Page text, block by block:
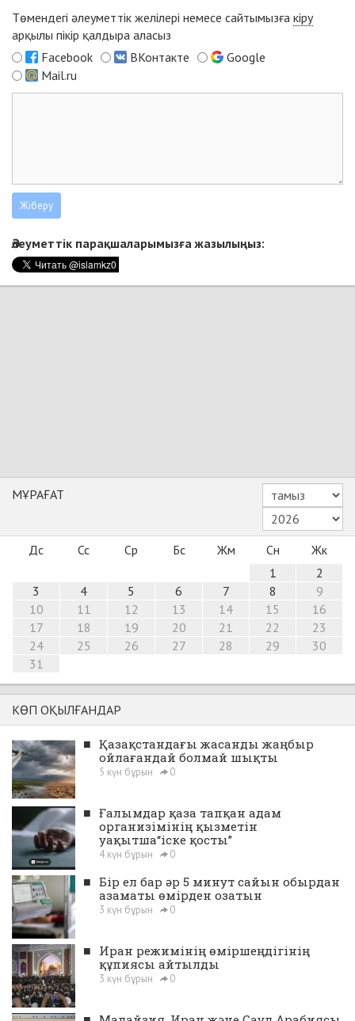
Төмендегі әлеуметтік желілері немесе сайтымызға кіру
арқылы пікір қалдыра аласыз
Facebook
ВКонтакте
Google
Mail.ru
Әлеуметтік парақшаларымызға жазылыңыз:
МҰРАҒАТ
Дс Сс Ср Бс Жм Сн
Жк
1
2
3
4 5 6 7 8
9
10
11 12 13 14 15
16
17
18 19 20 21 22
23
24
25 26 27 28 29
30
31
КӨП ОҚЫЛҒАНДАР
■ Қазақстандағы жасанды жаңбыр
ойлағандай болмай шықты
5 күн бұрын 0
■ Ғалымдар қаза тапқан адам
организімінің қызметін
уақытша“іске қосты”
4 күн бұрын 0
■ Бір ел бар әр 5 минут сайын обырдан
азаматы өмірден озатын
3 күн бұрын 0
■ Иран режимінің өміршеңдігінің
құпиясы айтылды
3 күн бұрын 0